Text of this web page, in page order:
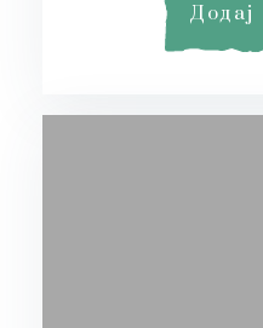
Додај